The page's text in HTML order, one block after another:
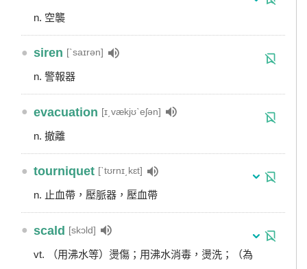
n. 空襲
● siren [ˋsaɪrən]
n. 警報器
● evacuation [ɪ͵vækjʊˋeʃən]
n. 撤離
● tourniquet [ˋtʊrnɪ͵kɛt]
n. 止血帶，壓脈器，壓血帶
● scald [skɔld]
vt. （用沸水等）燙傷；用沸水消毒，燙洗；（為